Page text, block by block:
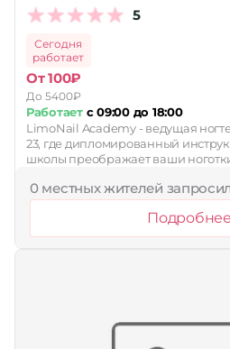
5
Сегодня
работает
От 100₽
До 5400₽
Работаетс 09:00 до 18:00
LimoNail Academy - ведущая
23, где дипломированный
школы преображает ваши
0 местных жителей
Подробнее